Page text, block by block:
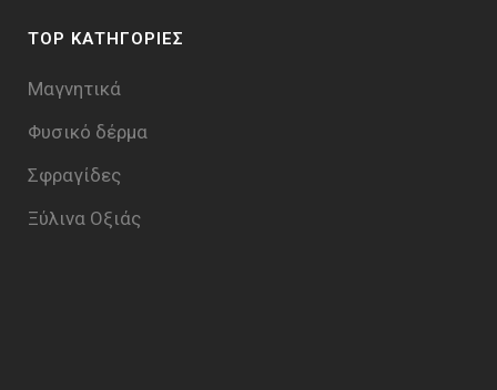
TOP ΚΑΤΗΓΟΡΙΕΣ
Μαγνητικά
Φυσικό δέρμα
Σφραγίδες
Ξύλινα Οξιάς